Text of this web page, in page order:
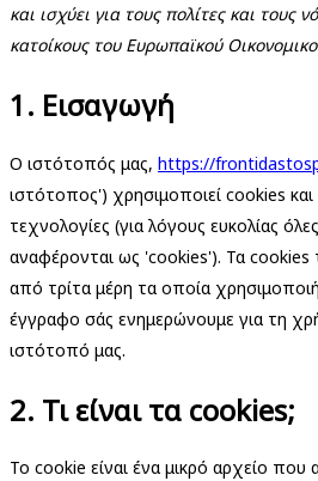
και ισχύει για τους πολίτες και τους
κατοίκους του Ευρωπαϊκού
1. Εισαγωγή
Ο ιστότοπός μας, https://
ιστότοπος') χρησιμοποιεί cookies και
τεχνολογίες (για λόγους ευκολίας
αναφέρονται ως 'cookies'). Τα cookies
από τρίτα μέρη τα οποία
έγγραφο σάς ενημερώνουμε για τη
ιστότοπό μας.
2. Τι είναι τα cookies;
Το cookie είναι ένα μικρό αρχείο που